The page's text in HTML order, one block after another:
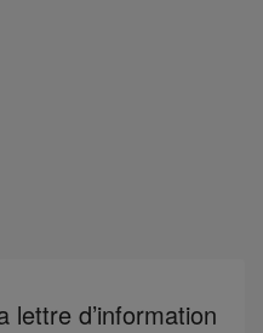
lettre d’information